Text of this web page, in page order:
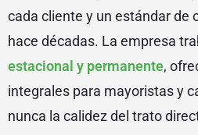
cada cliente y un estándar de
hace décadas. La empresa
estacional y permanente,
integrales para mayoristas y
nunca la calidez del trato